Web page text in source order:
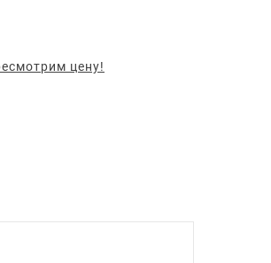
цену!